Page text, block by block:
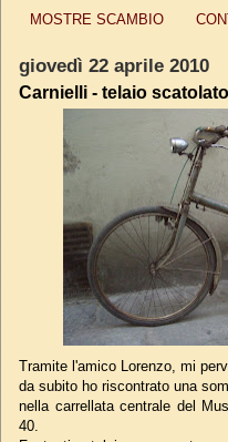
MOSTRE SCAMBIO
giovedì 22 aprile 2010
Carnielli - telaio scatolato
Tramite l'amico Lorenzo, mi
da subito ho riscontrato una
nella carrellata centrale del
40.